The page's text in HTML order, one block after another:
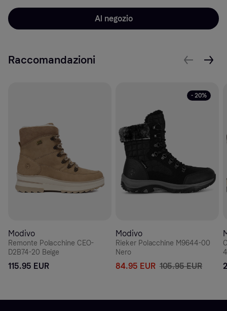
Al negozio
Raccomandazioni
Modivo
Remonte Polacchine CEO-
D2B74-20 Beige
115.95 EUR
- 20%
Modivo
Rieker Polacchine M9644-00
Nero
84.95 EUR 105.95 EUR